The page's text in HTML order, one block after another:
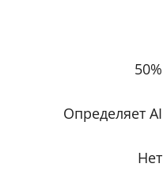
50%
Определяет AI
Нет